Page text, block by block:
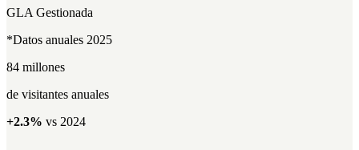
GLA Gestionada
*Datos anuales 2025
84 millones
de visitantes anuales
+2.3% vs 2024